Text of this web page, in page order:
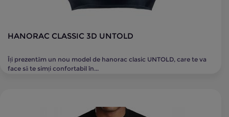
HANORAC CLASSIC 3D UNTOLD
Îți prezentăm un nou model de hanorac clasic UNTOLD, care te va
face să te simți confortabil în...